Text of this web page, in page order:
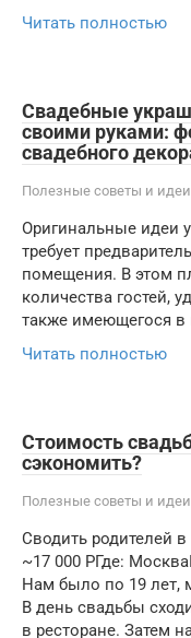
Читать полностью
Свадебные
своими руками:
свадебного
Полезные советы и идеи
Оригинальные идеи
требует
помещения. В этом
количества гостей,
также имеющегося
Читать полностью
Стоимость
сэкономить?
Полезные советы и идеи
Сводить родителей
~17 000 РГде:
Нам было по 19 лет,
В день свадьбы
в ресторане. Затем